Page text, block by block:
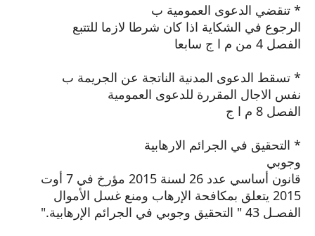
* تنقضي الدعوى العمومية ب
الرجوع في الشكاية اذا كان شرطا لازما للتتبع
الفصل 4 من م ا ج سابعا
* تسقط الدعوى المدنية الناتجة عن الجريمة ب
نفس الاجال المقررة للدعوى العمومية
الفصل 8 م ا ج
* التحقيق في الجرائم الارهابية
وجوبي
قانون أساسي عدد 26 لسنة 2015 مؤرخ في 7 أوت
2015 يتعلق بمكافحة الإرهاب ومنع غسل الأموال
الفصـل 43 " التحقيق وجوبي في الجرائم الإرهابية."